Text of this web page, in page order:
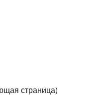
страница)